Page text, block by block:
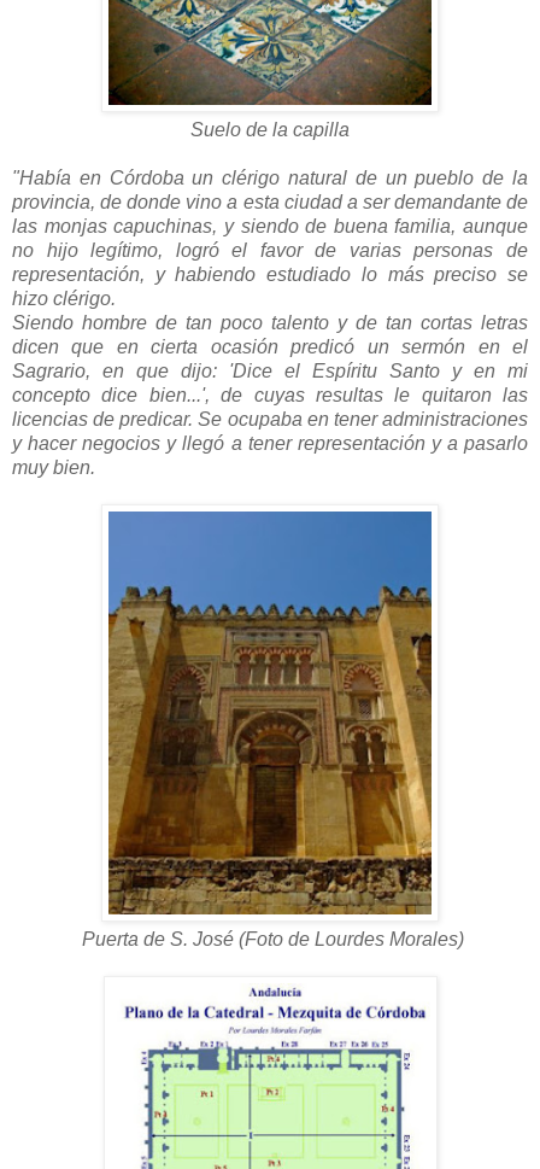
Suelo de la capilla
"Había en Córdoba un clérigo natural de un pueblo de la
provincia, de donde vino a esta ciudad a ser demandante de
las monjas capuchinas, y siendo de buena familia, aunque
no hijo legítimo, logró el favor de varias personas de
representación, y habiendo estudiado lo más preciso se
hizo clérigo.
Siendo hombre de tan poco talento y de tan cortas letras
dicen que en cierta ocasión predicó un sermón en el
Sagrario, en que dijo: 'Dice el Espíritu Santo y en mi
concepto dice bien...', de cuyas resultas le quitaron las
licencias de predicar. Se ocupaba en tener administraciones
y hacer negocios y llegó a tener representación y a pasarlo
muy bien.
Puerta de S. José (Foto de Lourdes Morales)